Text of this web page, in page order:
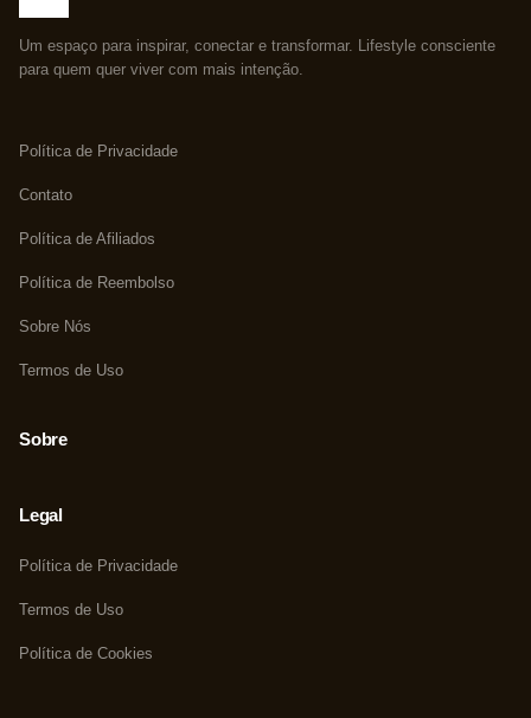
Um espaço para inspirar, conectar e transformar. Lifestyle consciente
para quem quer viver com mais intenção.
Política de Privacidade
Contato
Política de Afiliados
Política de Reembolso
Sobre Nós
Termos de Uso
Sobre
Legal
Política de Privacidade
Termos de Uso
Política de Cookies